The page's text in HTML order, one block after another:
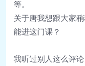
等。
关于唐我想跟大家
能进这门课？
我听过别人这么评